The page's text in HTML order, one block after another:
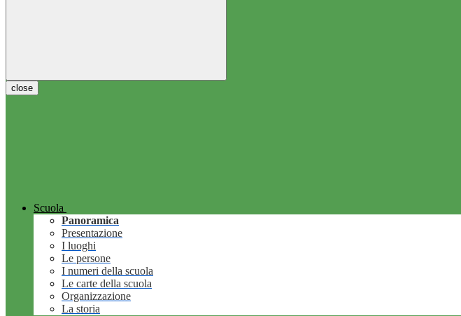
close
Scuola
Panoramica
Presentazione
I luoghi
Le persone
I numeri della scuola
Le carte della scuola
Organizzazione
La storia